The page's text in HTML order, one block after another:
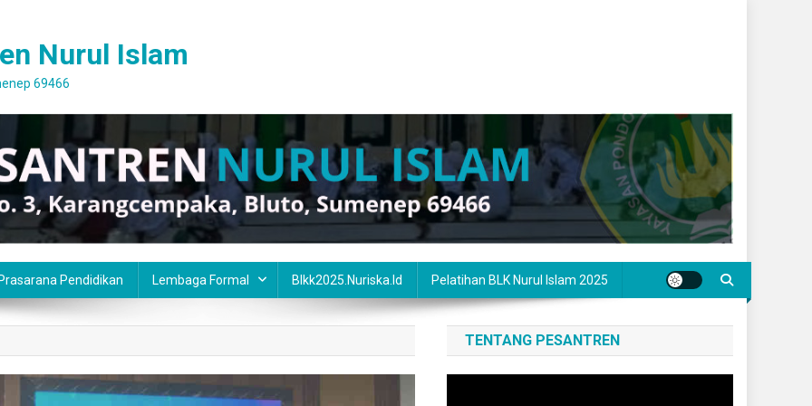
Nurul Islam
69466
Pendidikan Lembaga Formal Blkk2025.nuriska.id Pelatihan BLK Nurul Islam 2025
TENTANG PESANTREN